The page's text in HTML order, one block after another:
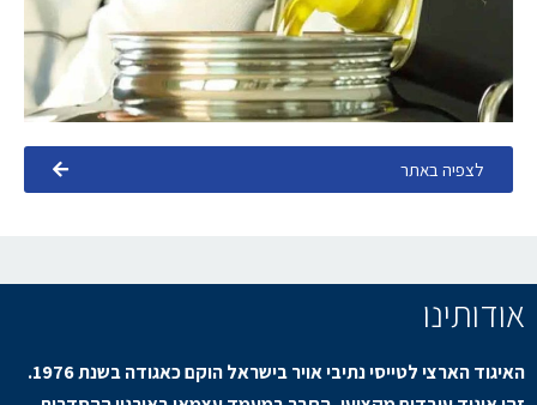
לצפיה באתר
אודותינו
האיגוד הארצי לטייסי נתיבי אויר בישראל הוקם כאגודה בשנת 1976.